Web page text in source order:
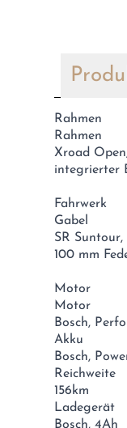
Rahmen
Rahmen
Xroad
integrierter
Fahrwerk
Gabel
SR
100 mm
Motor
Motor
Bosch,
Akku
Bosch,
Reichweite
156km
Ladegerät
Bosch, 4Ah